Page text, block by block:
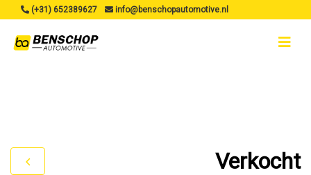
(+31) 652389627 info@benschopautomotive.nl
Verkocht